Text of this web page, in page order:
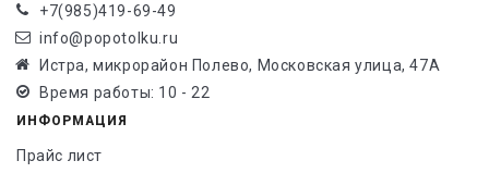
+7(985)419-69-49
info@popotolku.ru
Истра, микрорайон Полево, Московская улица, 47А
Время работы: 10 - 22
ИНФОРМАЦИЯ
Прайс лист